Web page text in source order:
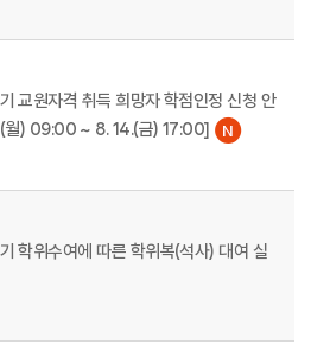
교원자격 취득 희망자 학점인정 신청 안
월) 09:00 ~ 8. 14.(금) 17:00]
학위수여에 따른 학위복(석사) 대여 실